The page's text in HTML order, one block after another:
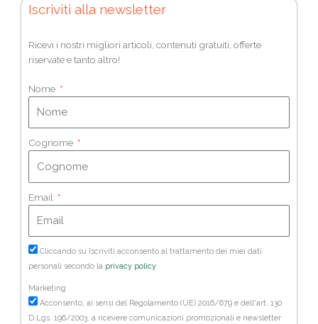
Iscriviti alla newsletter
Ricevi i nostri migliori articoli, contenuti gratuiti, offerte
riservate e tanto altro!
Nome
Cognome
Email
Cliccando su Iscriviti acconsento al trattamento dei miei dati
personali secondo la privacy policy
Marketing
Acconsento, ai sensi del Regolamento (UE) 2016/679 e dell'art. 130
D.Lgs. 196/2003, a ricevere comunicazioni promozionali e newsletter